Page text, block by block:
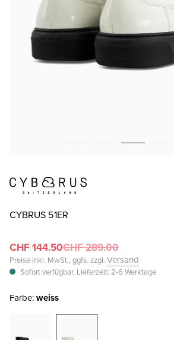
CYBRUS 51ER
CHF 144.50CHF 289.00
Preise inkl. MwSt., ggfs. zzgl. Versand
Sofort verfügbar, Lieferzeit: 2-6 Werktage
Farbe:weiss